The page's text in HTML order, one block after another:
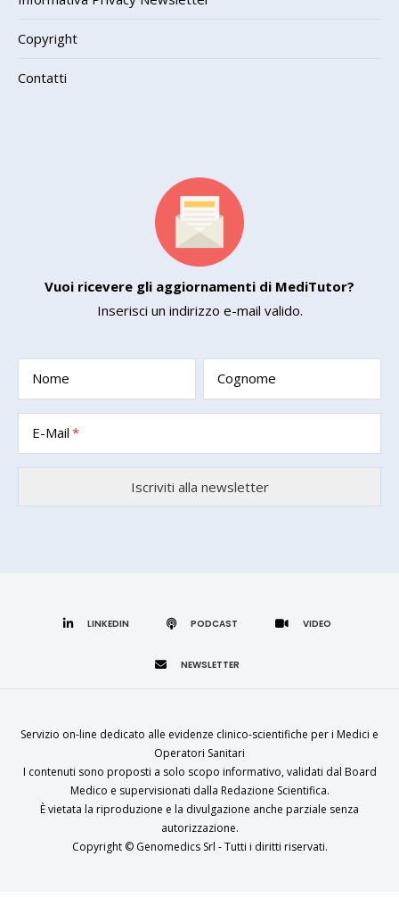
Copyright
Contatti
Vuoi ricevere gli aggiornamenti di MediTutor?
Inserisci un indirizzo e-mail valido.
Nome Cognome
E-Mail
LINKEDIN
Servizio on-line dedicato alle evidenze clinico-scientifiche per i Medici e
Operatori Sanitari
I contenuti sono proposti a solo scopo informativo, validati dal Board
Medico e supervisionati dalla Redazione Scientifica.
È vietata la riproduzione e la divulgazione anche parziale senza
autorizzazione.
Copyright © Genomedics Srl - Tutti i diritti riservati.